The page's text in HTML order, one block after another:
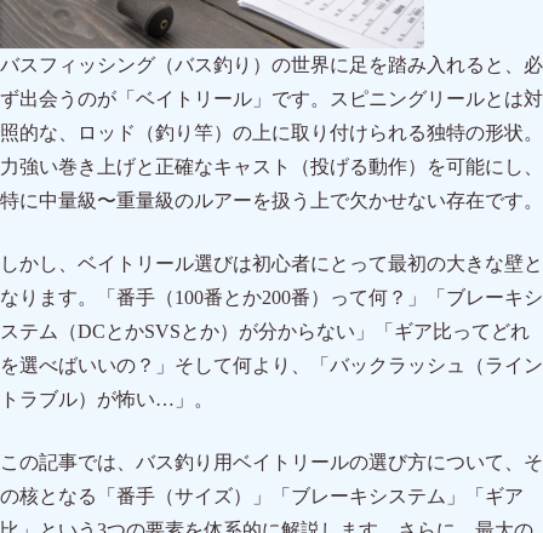
バスフィッシング（バス釣り）の世界に足を踏み入れると、必
ず出会うのが「ベイトリール」です。スピニングリールとは対
照的な、ロッド（釣り竿）の上に取り付けられる独特の形状。
力強い巻き上げと正確なキャスト（投げる動作）を可能にし、
特に中量級〜重量級のルアーを扱う上で欠かせない存在です。
しかし、ベイトリール選びは初心者にとって最初の大きな壁と
なります。「番手（100番とか200番）って何？」「ブレーキシ
ステム（DCとかSVSとか）が分からない」「ギア比ってどれ
を選べばいいの？」そして何より、「バックラッシュ（ライン
トラブル）が怖い…」。
この記事では、バス釣り用ベイトリールの選び方について、そ
の核となる「番手（サイズ）」「ブレーキシステム」「ギア